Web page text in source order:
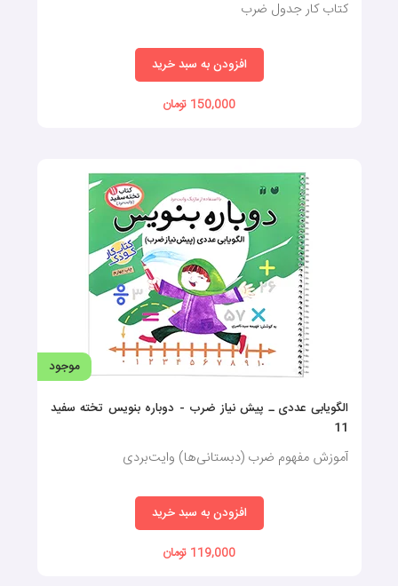
کتاب کار جدول ضرب
افزودن به سبد خرید
150,000 تومان
موجود
الگویابی عددی ـ پیش نیاز ضرب - دوباره بنویس تخته سفید
11
آموزش مفهوم ضرب (دبستانی‌ها) وایت‌بردی
افزودن به سبد خرید
119,000 تومان